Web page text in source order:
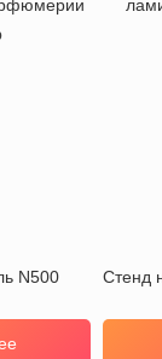
N500 Стенд